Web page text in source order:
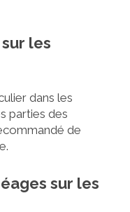
les
dans les
parties des
de
sur les